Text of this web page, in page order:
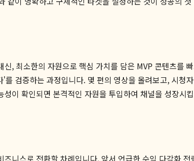
, 최소한의 자원으로 핵심 가치를 담은 MVP 콘텐츠를
검증하는 과정입니다. 몇 편의 영상을 올려보고, 시청
이 확인되면 본격적인 자원을 투입하여 채널을 성장시
니스로 전환할 차례입니다. 앞서 언급한 수익 다각화